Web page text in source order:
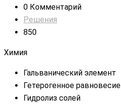
0 Комментарий
Решения
850
Химия
Гальванический элемент
Гетерогенное равновесие
Гидролиз солей